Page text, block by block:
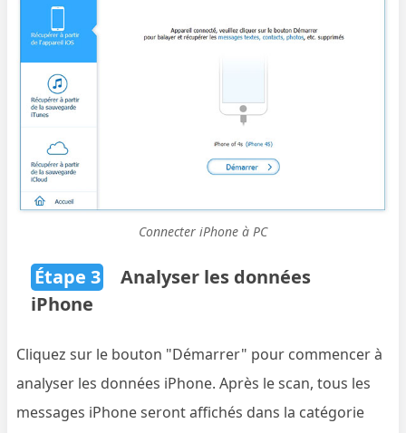
Connecter iPhone à PC
Étape 3
Analyser les données
iPhone
Cliquez sur le bouton "Démarrer" pour commencer à
analyser les données iPhone. Après le scan, tous les
messages iPhone seront affichés dans la catégorie